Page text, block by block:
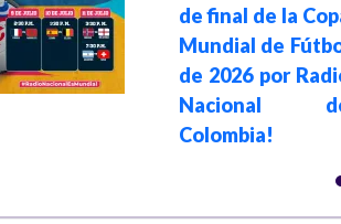
de final de la
Mundial de
de 2026 por
Nacional
Colombia!